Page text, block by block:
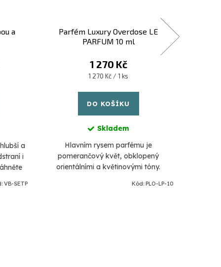
a
a
i
VB-SETP
Parfém Luxury Overdose LE
PARFUM 10 ml
1 270 Kč
Měrná
1 270 Kč / 1 ks
DO KOŠÍKU
Skladem
Hlavním rysem parfému je
pomerančový květ, obklopený
orientálními a květinovými tóny.
Kód: PLO-LP-10